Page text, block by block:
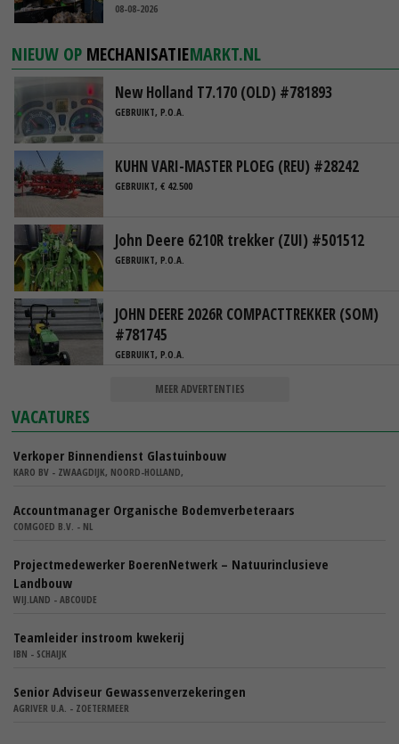
08-08-2026
NIEUW OP MECHANISATIEMARKT.NL
New Holland T7.170 (OLD) #781893
GEBRUIKT, P.O.A.
KUHN VARI-MASTER PLOEG (REU) #28242
GEBRUIKT, € 42.500
John Deere 6210R trekker (ZUI) #501512
GEBRUIKT, P.O.A.
JOHN DEERE 2026R COMPACTTREKKER (SOM)
#781745
GEBRUIKT, P.O.A.
MEER ADVERTENTIES
VACATURES
Verkoper Binnendienst Glastuinbouw
KARO BV - ZWAAGDIJK, NOORD-HOLLAND,
Accountmanager Organische Bodemverbeteraars
COMGOED B.V. - NL
Projectmedewerker BoerenNetwerk – Natuurinclusieve
Landbouw
WIJ.LAND - ABCOUDE
Teamleider instroom kwekerij
IBN - SCHAIJK
Senior Adviseur Gewassenverzekeringen
AGRIVER U.A. - ZOETERMEER